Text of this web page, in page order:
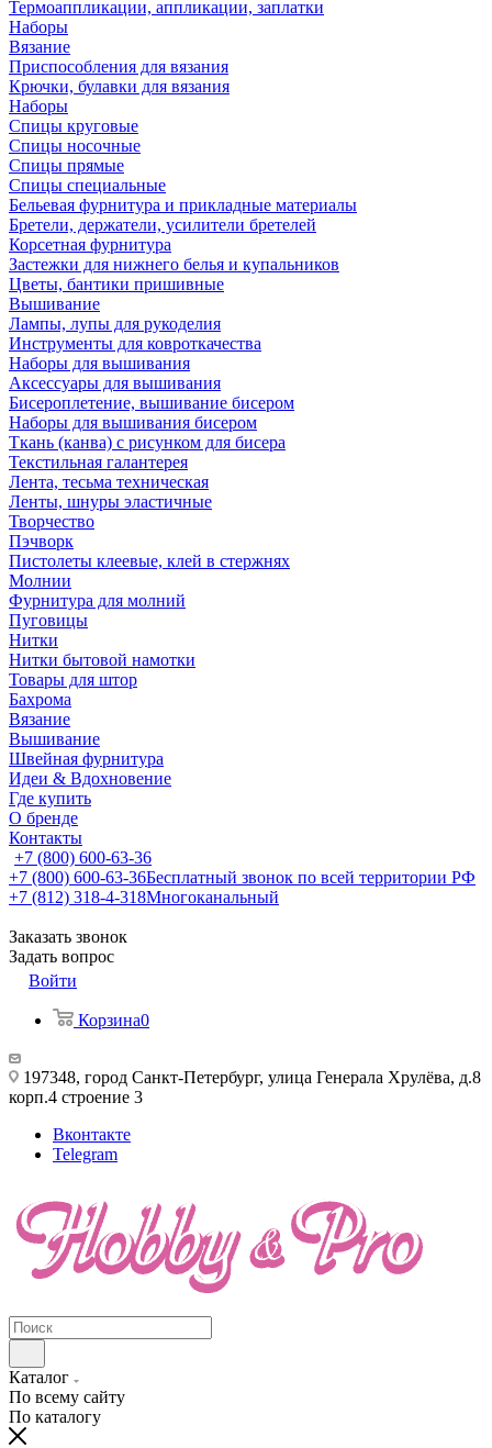
Термоаппликации, аппликации, заплатки
Наборы
Вязание
Приспособления для вязания
Крючки, булавки для вязания
Наборы
Спицы круговые
Спицы носочные
Спицы прямые
Спицы специальные
Бельевая фурнитура и прикладные материалы
Бретели, держатели, усилители бретелей
Корсетная фурнитура
Застежки для нижнего белья и купальников
Цветы, бантики пришивные
Вышивание
Лампы, лупы для рукоделия
Инструменты для ковроткачества
Наборы для вышивания
Аксессуары для вышивания
Бисероплетение, вышивание бисером
Наборы для вышивания бисером
Ткань (канва) с рисунком для бисера
Текстильная галантерея
Лента, тесьма техническая
Ленты, шнуры эластичные
Творчество
Пэчворк
Пистолеты клеевые, клей в стержнях
Молнии
Фурнитура для молний
Пуговицы
Нитки
Нитки бытовой намотки
Товары для штор
Бахрома
Вязание
Вышивание
Швейная фурнитура
Идеи & Вдохновение
Где купить
О бренде
Контакты
+7 (800) 600-63-36
+7 (800) 600-63-36Бесплатный звонок по всей территории РФ
+7 (812) 318-4-318Многоканальный
Заказать звонок
Задать вопрос
Войти
Корзина0
197348, город Санкт-Петербург, улица Генерала Хрулёва, д.8
корп.4 строение 3
Вконтакте
Telegram
Каталог
По всему сайту
По каталогу